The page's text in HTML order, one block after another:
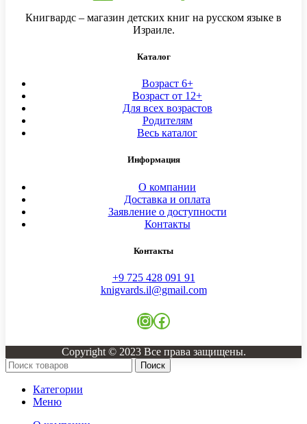
Книгвардс – магазин детских книг на русском языке в
Израиле.
Каталог
Возраст 6+
Возраст от 12+
Для всех возрастов
Родителям
Весь каталог
Информация
О компании
Доставка и оплата
Заявление о доступности
Контакты
Контакты
+9 725 428 091 91
knigvards.il@gmail.com
Copyright © 2023 Все права защищены.
Поиск
Категории
Меню